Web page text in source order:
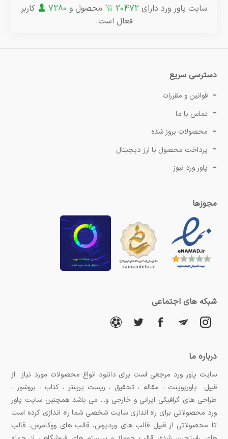
سایت پاور ورد دارای 20472 محصول و 7280
کاربر
فعال است.
دسترسی سریع
قوانین و مقررات
تماس با ما
محصولات بروز شده
پرداخت محصول با ارز دیجیتال
پاور ورد نیوز
مجوزها
شبکه های اجتماعی
درباره ما
سایت پاور ورد مرجعی است برای دانلود انواع محصولات مورد نیاز از
قبیل پاورپوینت ، مقاله ، تحقیق ، ریست پرینتر ، کتاب ، بروشور ،
طراحی های گرافیکی ایرانی و خارجی و... می باشد همچنین سایت پاور
ورد محصولاتی برای راه اندازی سایت شخصی شما راه اندازی کرده است
تا محصولاتی از قبیل قالب های وردپرس، قالب های ووکامرس، قالب